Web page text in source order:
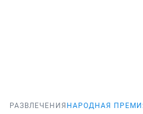
РАЗВЛЕЧЕНИЯ НАРОДНАЯ